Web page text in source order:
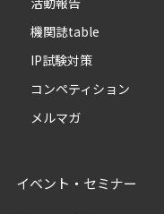
機関誌table
IP試験対策
コンペティション
メルマガ
イベント・セミナー